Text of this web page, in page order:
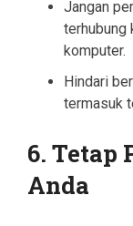
Jangan
terhubung
komputer.
Hindari
termasuk
6. Tetap
Anda